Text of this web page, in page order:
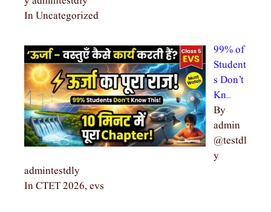
In Uncategorized
99% of
Student
s Don’t
Kn…
By
admin
@testdl
y
admintestdly
In CTET 2026, evs